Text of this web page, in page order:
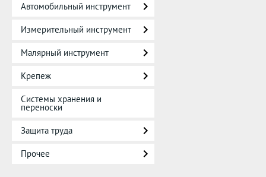
Автомобильный инструмент
Измерительный инструмент
Малярный инструмент
Крепеж
Системы хранения и
переноски
Защита труда
Прочее